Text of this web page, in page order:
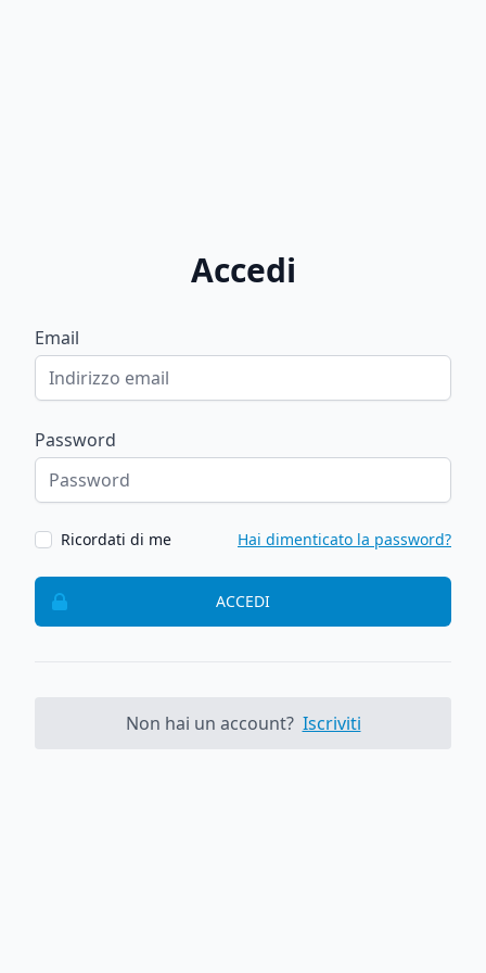
Accedi
Email
Password
Ricordati di me Hai dimenticato la password?
ACCEDI
Non hai un account? Iscriviti